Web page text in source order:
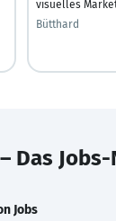
visuelles
Bütthard
Das
Jobs